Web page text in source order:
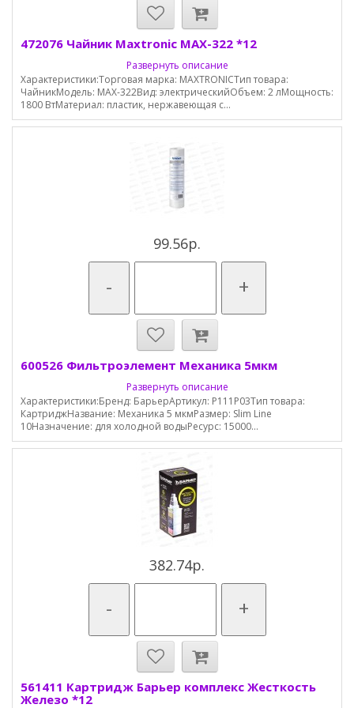
472076 Чайник Maxtronic MAX-322 *12
Развернуть описание
Характеристики:Торговая марка: MAXTRONICТип товара:
ЧайникМодель: MAX-322Вид: электрическийОбъем: 2 лМощность:
1800 ВтМатериал: пластик, нержавеющая с...
99.56р.
- +
600526 Фильтроэлемент Механика 5мкм
Развернуть описание
Характеристики:Бренд: БарьерАртикул: Р111Р03Тип товара:
КартриджНазвание: Механика 5 мкмРазмер: Slim Line
10Назначение: для холодной водыРесурс: 15000...
382.74р.
- +
561411 Картридж Барьер комплекс Жесткость
Железо *12